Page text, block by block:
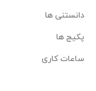
دانستنی ها
پکیج ها
ساعات کاری